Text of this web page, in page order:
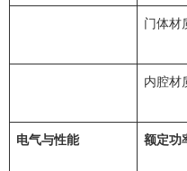
门体材
内腔材
电气与性能 额定功